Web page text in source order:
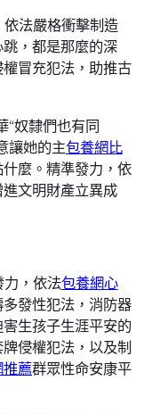
法嚴格衝擊制造
，都是那麼的深
冒充犯法，助推古
“奴隸們也有同
讓她的主包養網比
麼。精準發力，依
文明財產立異成
，依法包養網心
發性犯法，消防器
生孩子生涯平安的
侵權犯法，以及制
薦群眾性命安康平